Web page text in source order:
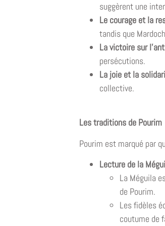
suggèrent une
Le courage et la
tandis que
La victoire sur
persécutions.
La joie et la
collective.
Les traditions de Pourim
Pourim est marqué par
Lecture de la
La Méguila
de Pourim.
Les fidèles
coutume de